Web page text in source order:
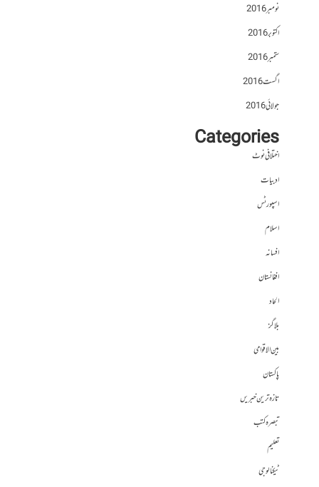
نومبر 2016
اکتوبر 2016
ستمبر 2016
اگست 2016
جولائی 2016
Categories
اختلافی نوٹ
ادبیات
اسپورٹس
اسلام
افسانہ
افغانستان
الحاد
بلاگز
بین الاقوامی
پاکستان
تازہ ترین خبریں
تبصرہ کتب
تعلیم
ٹیکنالوجی